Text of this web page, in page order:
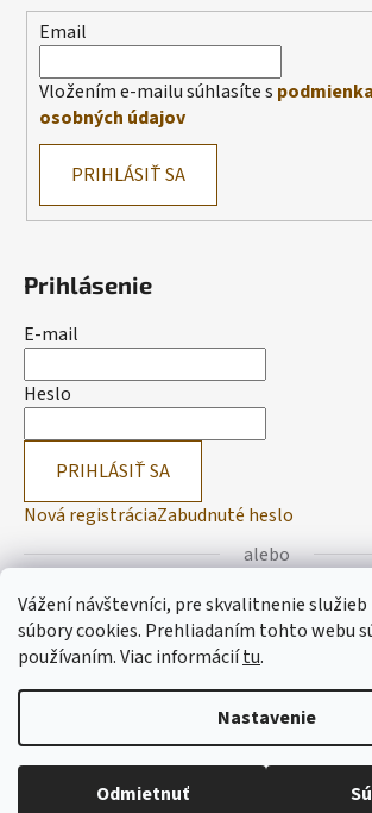
Vážení návštevníci, pre skvalitnenie
súbory cookies. Prehliadaním tohto webu
používaním.Viac informáciítu.
Nastavenie
Odmietnuť
Email
Vložením e-mailu súhlasíte s
osobných údajov
PRIHLÁSIŤ SA
Prihlásenie
E-mail
Heslo
PRIHLÁSIŤ SA
Nová registráciaZabudnuté heslo
alebo
Prihlásiť sa cez
Prihlásiť sa cez
Vytvoril Shoptet
Copyright 2026Lemitas . Všetky práva